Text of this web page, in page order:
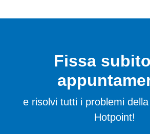
Fissa
e risolvi tutti i problemi
Hotpoint!